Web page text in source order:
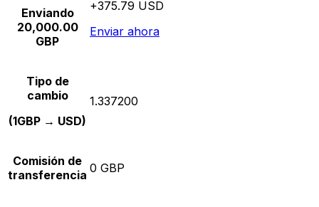
Enviando
20,000.00
GBP
+375.79 USD
Enviar ahora
Tipo de
cambio
(1GBP → USD)
1.337200
Comisión de
transferencia 0 GBP